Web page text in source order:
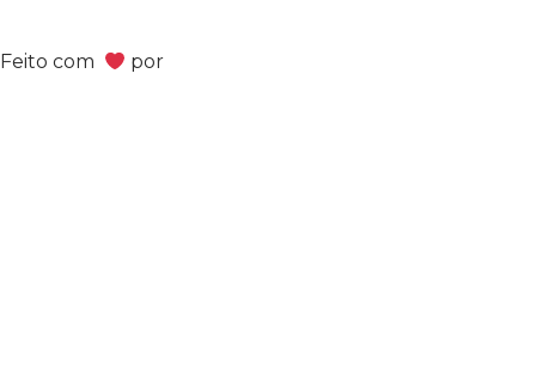
Feito com por